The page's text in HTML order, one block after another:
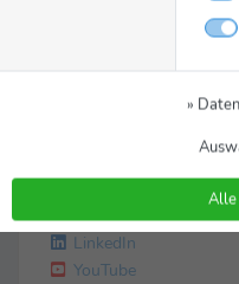
nicola.schnitzler@sid-
Instagram
LinkedIn
YouTube
»
Alle